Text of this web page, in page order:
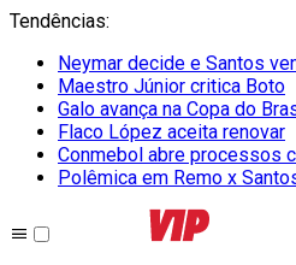
Tendências:
Neymar decide e Santos
Maestro Júnior critica Boto
Galo avança na Copa do
Flaco López aceita renovar
Conmebol abre processos
Polêmica em Remo x